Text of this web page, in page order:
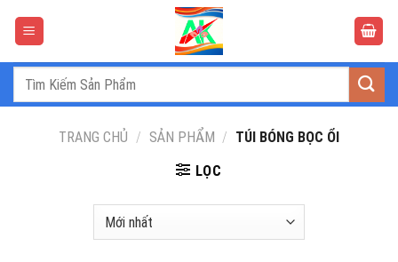
Tìm
TRANG CHỦ / SẢN PHẨM / TÚI BÓNG BỌC ỔI
LỌC